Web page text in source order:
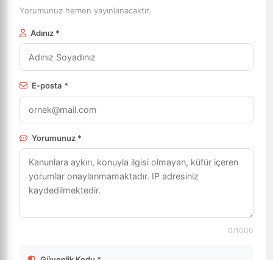
Yorumunuz hemen yayınlanacaktır.
Adınız *
E-posta *
Yorumunuz *
0/1000